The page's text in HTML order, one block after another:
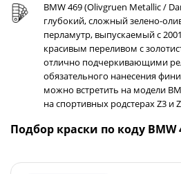
BMW 469 (Olivgruen Metallic /
глубокий, сложный зелено-
перламутр, выпускаемый с
красивым переливом с
отлично подчеркивающими
обязательного нанесения
можно встретить на модели
на спортивных родстерах Z3 и
Подбор краски по коду BMW